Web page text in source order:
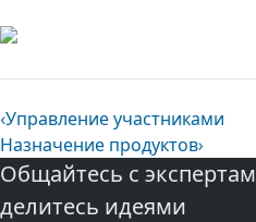
‹Управление участниками
Назначение продуктов›
Общайтесь с
делитесь идеями